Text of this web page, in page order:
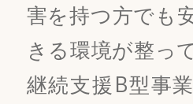
害を持つ方でも
きる環境が整っ
継続支援B型事